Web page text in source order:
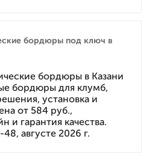
бордюры под ключ в
бордюры в Казани
бордюры для клумб,
установка и
от 584 руб.,
и гарантия качества.
августе 2026 г.